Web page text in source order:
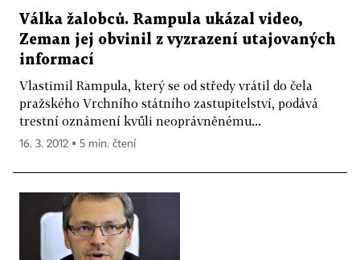
Válka žalobců. Rampula ukázal video,
Zeman jej obvinil z vyzrazení utajovaných
informací
Vlastimil Rampula, který se od středy vrátil do čela
pražského Vrchního státního zastupitelství, podává
trestní oznámení kvůli neoprávněnému...
16. 3. 2012 ▪ 5 min. čtení